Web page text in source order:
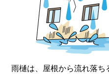
雨樋は、屋根から流れ落ち